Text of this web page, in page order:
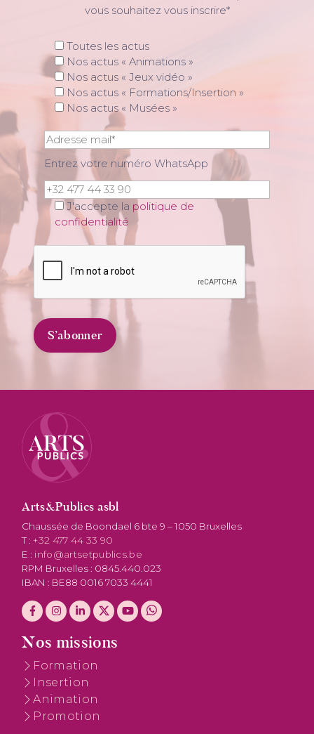
vous souhaitez vous inscrire*
Toutes les actus
Nos actus « Animations »
Nos actus « Jeux vidéo »
Nos actus « Formations/Insertion »
Nos actus « Musées »
Entrez votre numéro WhatsApp
J'accepte la politique de
confidentialité
Arts&Publics asbl
Chaussée de Boondael 6 bte 9 – 1050 Bruxelles
T :+32 477 44 33 90
E : info@artsetpublics.be
RPM Bruxelles : 0845.440.023
IBAN : BE88 0016 7033 4441
Nos missions
Formation
Insertion
Animation
Promotion